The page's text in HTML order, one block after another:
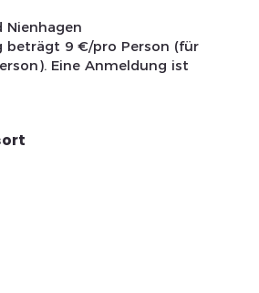
Nienhagen
beträgt 9 €/pro Person (für
Eine Anmeldung ist